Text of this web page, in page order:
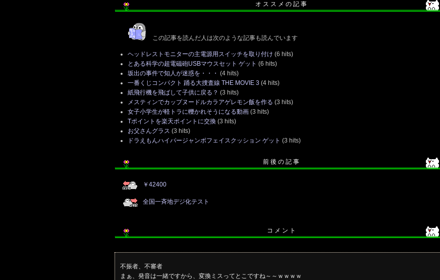
オ ス ス メ の 記 事
この記事を読んだ人は次のような記事も読んでいます
ヘッドレストモニターの主電源用スイッチを取り付け (6 hits)
とある科学の超電磁砲USBマウスセット ゲット (6 hits)
坂出の事件で知人が迷惑を・・・ (4 hits)
一番くじコンパクト 踊る大捜査線 THE MOVIE 3 (4 hits)
紙飛行機を飛ばして子供に戻る？ (3 hits)
メスティンでカップヌードルカラアゲレモン飯を作る (3 hits)
女子小学生が軽トラに轢かれそうになる動画 (3 hits)
Tポイントを楽天ポイントに交換 (3 hits)
お父さんグラス (3 hits)
ドラえもんハイパージャンボフェイスクッション ゲット (3 hits)
前 後 の 記 事
￥42400
全国一斉地デジ化テスト
コ メ ン ト
不振者、不審者
まぁ、発音は一緒ですから、変換ミスってとこですね～～ｗｗｗｗ